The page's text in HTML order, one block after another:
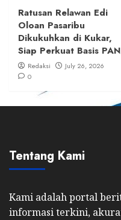
Ratusan Relawan Edi
Oloan Pasaribu
Dikukuhkan di Kukar,
Siap Perkuat Basis PAN
Redaksi
July 26, 2026
0
Tentang Kami
Kami adalah portal
informasi terkini,